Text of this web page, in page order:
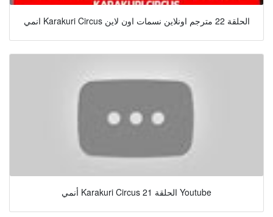
انمي Karakuri Circus الحلقة 22 مترجم اونلاين نسمات اون لاين
أنمي Karakuri Circus الحلقة 21 Youtube